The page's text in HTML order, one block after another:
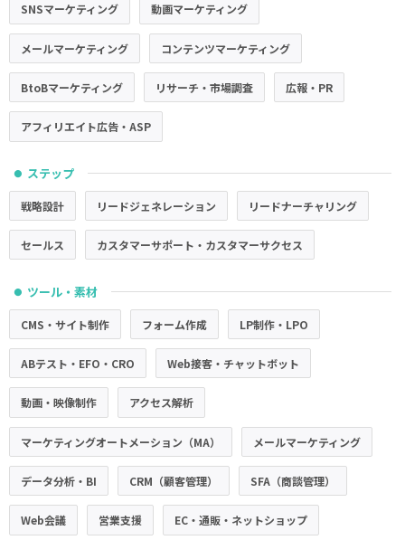
SNSマーケティング 動画マーケティング
メールマーケティング コンテンツマーケティング
BtoBマーケティング リサーチ・市場調査 広報・PR
アフィリエイト広告・ASP
● ステップ
戦略設計 リードジェネレーション リードナーチャリング
セールス カスタマーサポート・カスタマーサクセス
● ツール・素材
CMS・サイト制作 フォーム作成 LP制作・LPO
ABテスト・EFO・CRO Web接客・チャットボット
動画・映像制作 アクセス解析
マーケティングオートメーション（MA） メールマーケティング
データ分析・BI CRM（顧客管理） SFA（商談管理）
Web会議 営業支援 EC・通販・ネットショップ